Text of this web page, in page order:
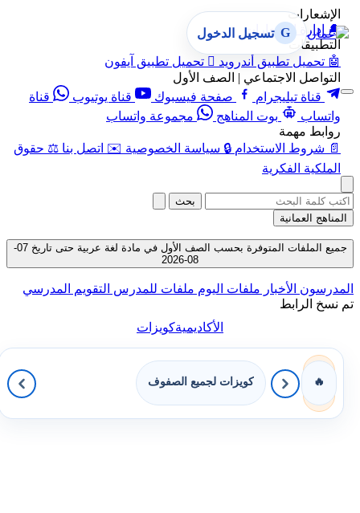
الإشعارات
🔔 إدارة الإشعارات
التطبيقات
🤖 تحميل تطبيق أندرويد  تحميل تطبيق آيفون
التواصل الاجتماعي | الصف الأول
قناة تيليجرام
صفحة فيسبوك قناة يوتيوب
قناة
واتساب
بوت المناهج
مجموعة واتساب
روابط مهمة
📄 شروط الاستخدام 🔒 سياسة الخصوصية ✉️ اتصل بنا ⚖️ حقوق
الملكية الفكرية
G تسجيل الدخول
بحث
المناهج العمانية
جميع الملفات المتوفرة بحسب الصف الأول في مادة لغة عربية حتى تاريخ 07-
08-2026
المدرسون الأخبار ملفات اليوم ملفات للمدرس التقويم المدرسي
تم نسخ الرابط
الأكاديميةكويزات
🔥 كويزات لجميع الصفوف